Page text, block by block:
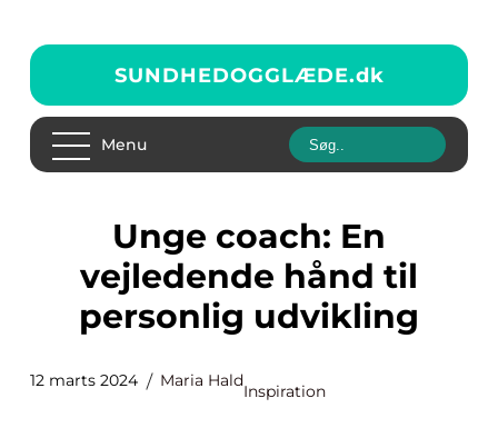
SUNDHEDOGGLÆDE.dk
Menu
Unge coach: En
vejledende hånd til
personlig udvikling
12 marts 2024 Maria Hald
Inspiration